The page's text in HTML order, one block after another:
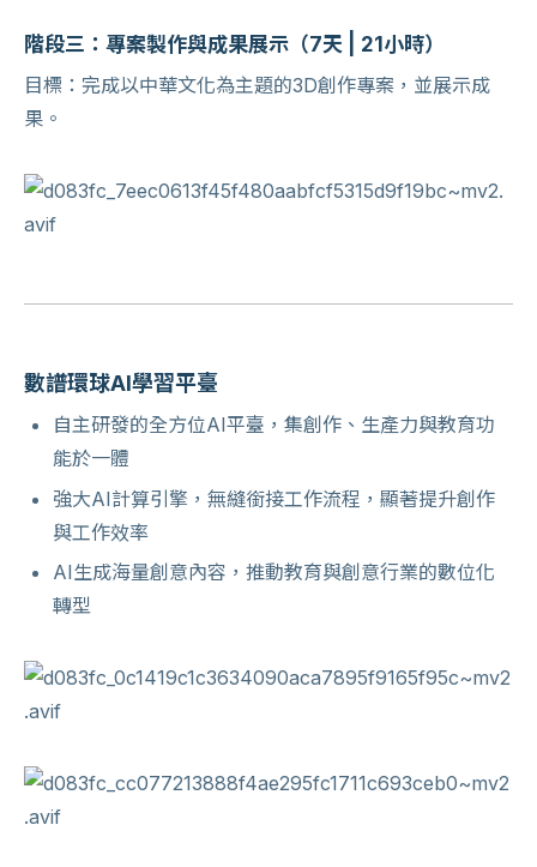
階段三：專案製作與成果展示（7天 | 21小時）
目標：完成以中華文化為主題的3D創作專案，並展示成
果。
數譜環球AI學習平臺
自主研發的全方位AI平臺，集創作、生產力與教育功
能於一體
強大AI計算引擎，無縫銜接工作流程，顯著提升創作
與工作效率
AI生成海量創意內容，推動教育與創意行業的數位化
轉型